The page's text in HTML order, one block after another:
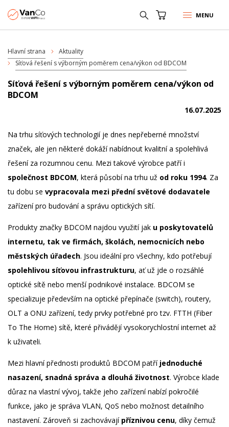
MENU
Hlavní strana
Aktuality
Síťová řešení s výborným poměrem cena/výkon od BDCOM
Síťová řešení s výborným poměrem cena/výkon od
BDCOM
16.07.2025
Na trhu síťových technologií je dnes nepřeberné množství
značek, ale jen některé dokáží nabídnout kvalitní a spolehlivá
řešení za rozumnou cenu. Mezi takové výrobce patří i
společnost BDCOM, která působí na trhu už od roku 1994. Za
tu dobu se vypracovala mezi přední světové dodavatele
zařízení pro budování a správu optických sítí.
Produkty značky BDCOM najdou využití jak u poskytovatelů
internetu, tak ve firmách, školách, nemocnicích nebo
městských úřadech. Jsou ideální pro všechny, kdo potřebují
spolehlivou síťovou infrastrukturu, ať už jde o rozsáhlé
optické sítě nebo menší podnikové instalace. BDCOM se
specializuje především na optické přepínače (switch), routery,
OLT a ONU zařízení, tedy prvky potřebné pro tzv. FTTH (Fiber
To The Home) sítě, které přivádějí vysokorychlostní internet až
k uživateli.
Mezi hlavní přednosti produktů BDCOM patří jednoduché
nasazení, snadná správa a dlouhá životnost. Výrobce klade
důraz na vlastní vývoj, takže jeho zařízení nabízí pokročilé
funkce, jako je správa VLAN, QoS nebo možnost detailního
nastavení. Zároveň si zachovávají příznivou cenu, díky čemuž